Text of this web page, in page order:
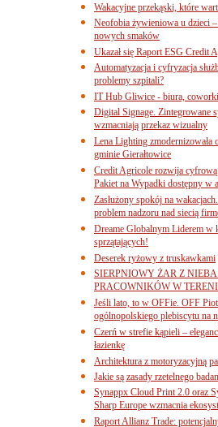
Wakacyjne przekąski, które
Neofobia żywieniowa u dzieci
nowych smaków
Ukazał się Raport ESG Credit
Automatyzacja i cyfryzacja
problemy szpitali?
IT Hub Gliwice - biura,
Digital Signage. Zintegrowane
wzmacniają przekaz wizualny
Lena Lighting zmodernizowała
gminie Gierałtowice
Credit Agricole rozwija cyfrową
Pakiet na Wypadki dostępny
Zasłużony spokój na
problem nadzoru nad siecią
Dreame Globalnym Liderem w
sprzątających!
Deserek ryżowy z truskawkami
SIERPNIOWY ŻAR Z
PRACOWNIKÓW W
Jeśli lato, to w OFFie. OFF
ogólnopolskiego plebiscytu na
Czerń w strefie kąpieli –
łazienkę
Architektura z motoryzacyjną
Jakie są zasady rzetelnego
Synappx Cloud Print 2.0 oraz
Sharp Europe wzmacnia
Raport Allianz Trade: